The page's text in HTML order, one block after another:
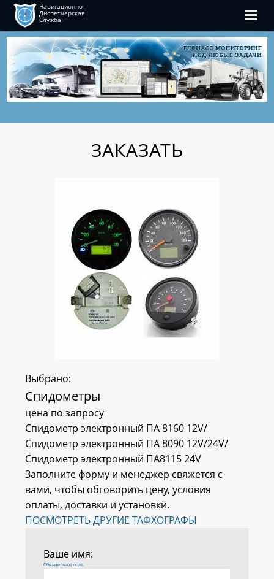
Навигационно-
Диспетчерская
Служба
ЗАКАЗАТЬ
Выбрано:
Спидометры
цена по запросу
Спидометр электронный ПА 8160 12V/
Спидометр электронный ПА 8090 12V/24V/
Спидометр электронный ПА8115 24V
Заполните форму и менеджер свяжется с
вами, чтобы обговорить цену, условия
оплаты, доставки и установки.
ПОСМОТРЕТЬ ДРУГИЕ ТАФХОГРАФЫ
Ваше имя:
Обязательное поле.